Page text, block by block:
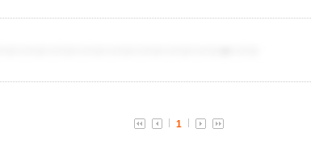
더치트더치트더치트더치트더치트더치트더치트�더치트
1